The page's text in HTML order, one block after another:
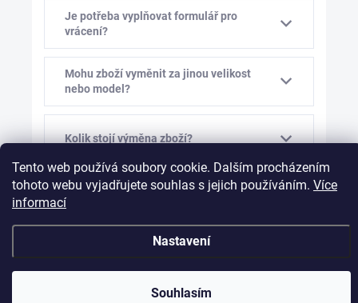
Tento web používá soubory cookie. Dalším procházením
tohoto webu vyjadřujete souhlas s jejich používáním. Více
informací
Nastavení
Souhlasím
Je potřeba vyplňovat formulář pro
vrácení?
Mohu zboží vyměnit za jinou velikost
nebo model?
Kolik stojí výměna zboží?
Mám vám před výměnou napsat?